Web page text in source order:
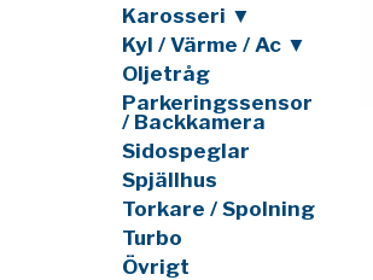
Karosseri ▼
Kyl / Värme / Ac ▼
Oljetråg
Parkeringssensor
/ Backkamera
Sidospeglar
Spjällhus
Torkare / Spolning
Turbo
Övrigt